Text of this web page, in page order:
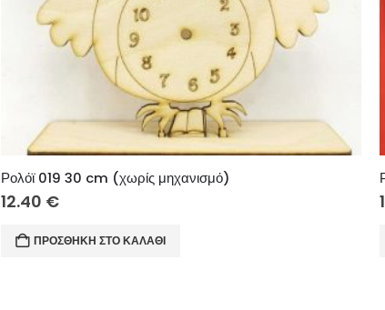
Ρολόϊ 019 30 cm (χωρίς μηχανισμό)
12.40 €
ΠΡΟΣΘΉΚΗ ΣΤΟ ΚΑΛΆΘΙ